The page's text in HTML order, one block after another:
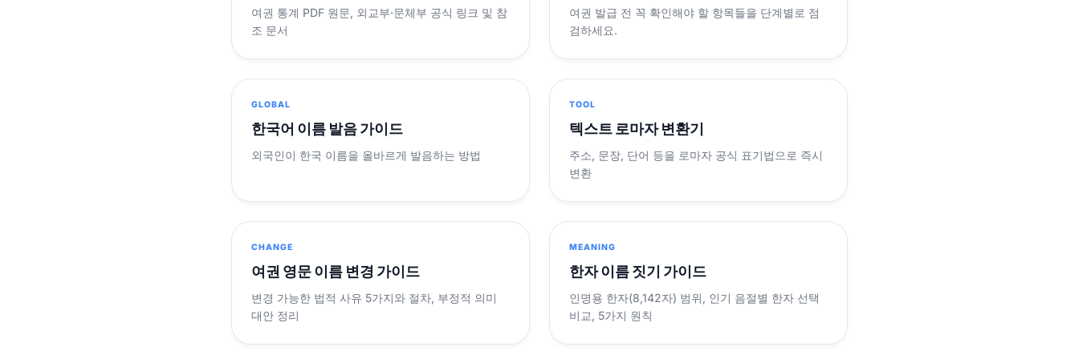
여권 통계 PDF 원문, 외교부·문체부 공식 링크 및 참
조 문서
여권 발급 전 꼭 확인해야 할 항목들을 단계별로 점
검하세요.
GLOBAL
한국어 이름 발음 가이드
외국인이 한국 이름을 올바르게 발음하는 방법
TOOL
텍스트 로마자 변환기
주소, 문장, 단어 등을 로마자 공식 표기법으로 즉시
변환
CHANGE
여권 영문 이름 변경 가이드
변경 가능한 법적 사유 5가지와 절차, 부정적 의미
대안 정리
MEANING
한자 이름 짓기 가이드
인명용 한자(8,142자) 범위, 인기 음절별 한자 선택
비교, 5가지 원칙